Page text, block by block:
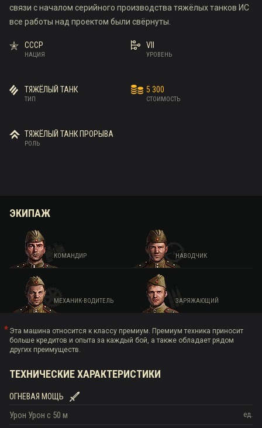
связи с началом серийного производства тяжёлых танков ИС
все работы над проектом были свёрнуты.
НАЦИЯ
СССР
УРОВЕНЬ
VII
ТИП
ТЯЖЁЛЫЙ ТАНК
СТОИМОСТЬ
5 300
РОЛЬ
ТЯЖЁЛЫЙ ТАНК ПРОРЫВА
ЭКИПАЖ
КОМАНДИР НАВОДЧИК
МЕХАНИК-ВОДИТЕЛЬ ЗАРЯЖАЮЩИЙ
Эта машина относится к классу премиум. Премиум техника приносит
больше кредитов и опыта за каждый бой, а также обладает рядом
других преимуществ.
ТЕХНИЧЕСКИЕ ХАРАКТЕРИСТИКИ
ОГНЕВАЯ МОЩЬ
ед.
Урон Урон c 50 м